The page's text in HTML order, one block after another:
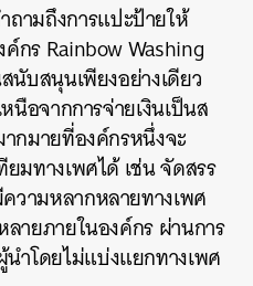
ามถึงการแปะป้ายให้
กร Rainbow Washing
นับสนุนเพียงอย่างเดียว
นือจากการจ่ายเงินเป็นส
กมายที่องค์กรหนึ่งจะ
มทางเพศได้ เช่น จัดสรร
วามหลากหลายทางเพศ
ายภายในองค์กร ผ่านการ
ำโดยไม่แบ่งแยกทางเพศ